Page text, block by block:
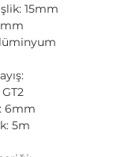
15mm
6mm
5m